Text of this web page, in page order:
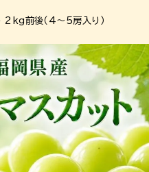
2kg前後（4～5房入り）